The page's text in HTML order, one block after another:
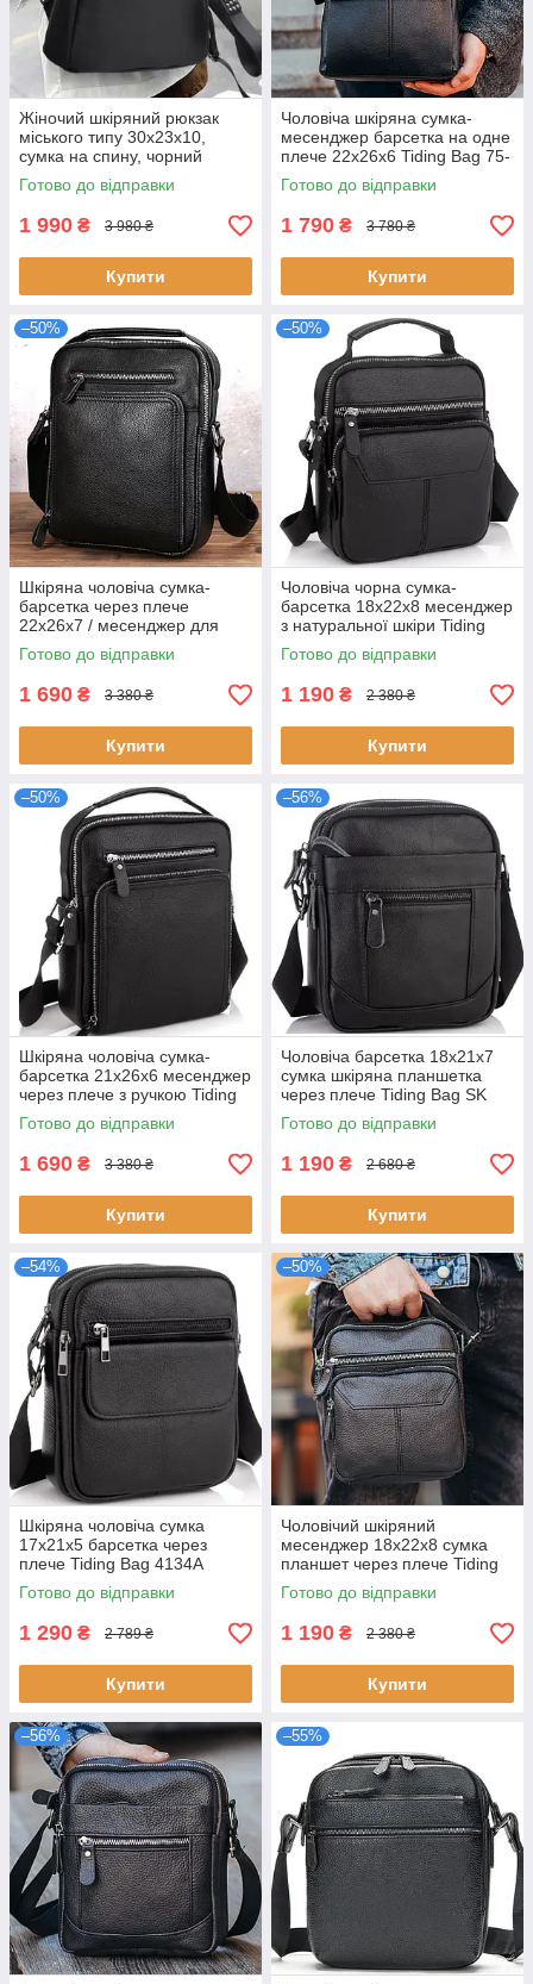
Жіночий шкіряний рюкзак
міського типу 30х23х10,
сумка на спину, чорний
Готово до відправки
1 990 ₴ 3 980 ₴
Купити
Чоловіча шкіряна сумка-
месенджер барсетка на одне
плече 22x26x6 Tiding Bag 75-
5271 чорна натуральна шкіра
5 відділень
Готово до відправки
1 790 ₴ 3 780 ₴
Купити
–50%
Шкіряна чоловіча сумка-
барсетка через плече
22х26х7 / месенджер для
телефону та документів
чорний натуральна шкіра 5
Готово до відправки
1 690 ₴ 3 380 ₴
Купити
–50%
Чоловіча чорна сумка-
барсетка 18x22x8 месенджер
з натуральної шкіри Tiding
Bag M2237A чорний 4
відділення теляча шкіра
Готово до відправки
1 190 ₴ 2 380 ₴
Купити
–50%
Шкіряна чоловіча сумка-
барсетка 21х26х6 месенджер
через плече з ручкою Tiding
Bag M32432 чорний
натуральна шкіра
Готово до відправки
1 690 ₴ 3 380 ₴
Купити
–56%
Чоловіча барсетка 18х21х7
сумка шкіряна планшетка
через плече Tiding Bag SK
N5386 чорна натуральна
шкіра регульований ремінь
Готово до відправки
1 190 ₴ 2 680 ₴
Купити
–54%
Шкіряна чоловіча сумка
17х21х5 барсетка через
плече Tiding Bag 4134A
чорна натуральна шкіра 5
відділень
Готово до відправки
1 290 ₴ 2 789 ₴
Купити
–50%
Чоловічий шкіряний
месенджер 18x22x8 сумка
планшет через плече Tiding
Bag A25F-1519A чорний
натуральна шкіра
Готово до відправки
1 190 ₴ 2 380 ₴
Купити
–56% –55%